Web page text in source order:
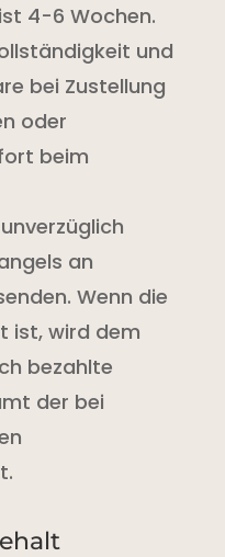
4-6 Wochen.
und
bei Zustellung
oder
beim
an
Wenn die
ist, wird dem
bezahlte
der bei